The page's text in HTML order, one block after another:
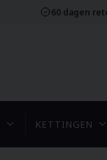
60 dagen
KETTINGEN